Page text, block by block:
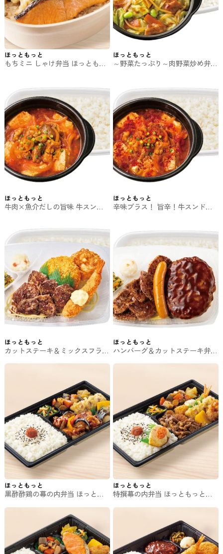
ほっともっと
もちミニ しゃけ弁当 ほっともっ
ほっともっと
～野菜たっぷり～肉野菜炒め弁当
ほっともっと
牛肉×魚介だしの旨味 牛スンド
ほっともっと
辛味プラス！ 旨辛！牛スンドゥ
ほっともっと
カットステーキ＆ミックスフライ
ほっともっと
ハンバーグ＆カットステーキ弁当
弁当
ほっともっと
黒酢酢鶏の幕の内弁当 ほっとも
ほっともっと
特撰幕の内弁当 ほっともっとの